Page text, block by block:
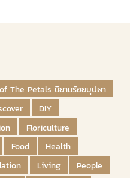
The Petals นิยามร้อยบุปผา
DIY
Floriculture
Food
Health
Living
People